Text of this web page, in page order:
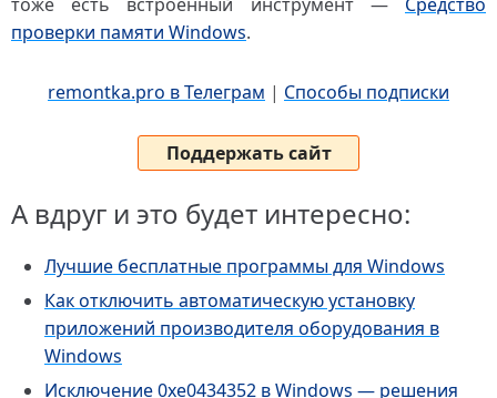
проверки памяти Windows.
remontka.pro в Телеграм | Способы подписки
Поддержать сайт
А вдруг и это будет интересно:
Лучшие бесплатные программы для Windows
Как отключить автоматическую установку
приложений производителя оборудования в
Windows
Исключение 0xe0434352 в Windows — решения